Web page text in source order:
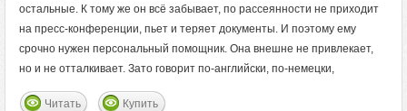
остальные. К тому же он всё забывает, по рассеянности не приходит
на пресс-конференции, пьет и теряет документы. И поэтому ему
срочно нужен персональный помощник. Она внешне не привлекает,
но и не отталкивает. Зато говорит по-английски, по-немецки,
Читать Купить